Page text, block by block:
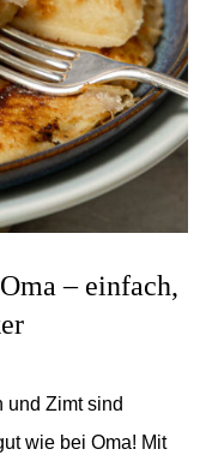
– einfach,
und Zimt sind
wie bei Oma! Mit